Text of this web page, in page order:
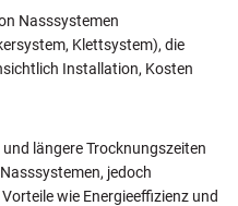
Nasssystemen
Klettsystem), die
Installation, Kosten
längere Trocknungszeiten
jedoch
wie Energieeffizienz und